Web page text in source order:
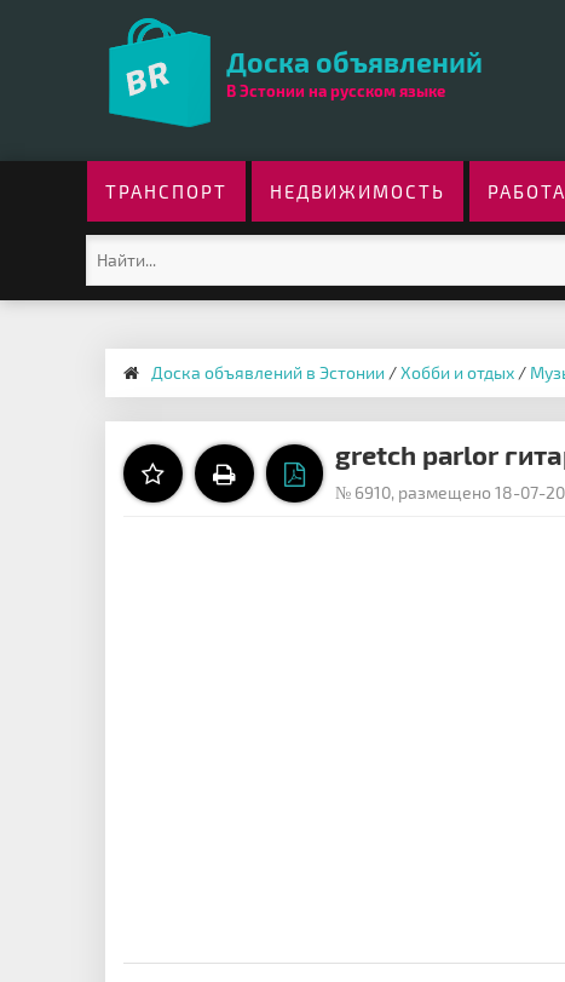
Доска объявлений
В Эстонии на русском языке
ТРАНСПОРТ НЕДВИЖИМОСТЬ
Доска объявлений в Эстонии /Хобби и отдых /
gretch parlor
№ 6910, размещено 18-07-